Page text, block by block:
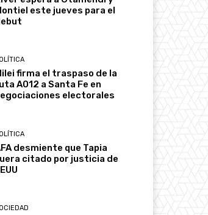
este jueves para el
firma el traspaso de la
A012 a Santa Fe en
electorales
desmiente que Tapia
citado por justicia de